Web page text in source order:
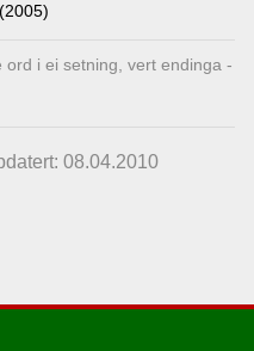
i ei setning, vert endinga -
08.04.2010